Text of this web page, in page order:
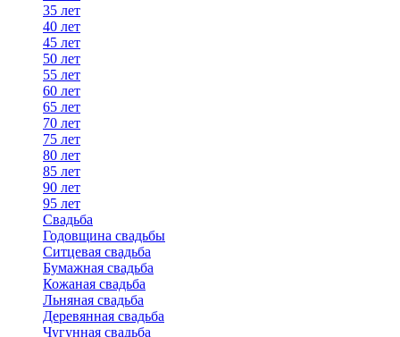
35 лет
40 лет
45 лет
50 лет
55 лет
60 лет
65 лет
70 лет
75 лет
80 лет
85 лет
90 лет
95 лет
Свадьба
Годовщина свадьбы
Ситцевая свадьба
Бумажная свадьба
Кожаная свадьба
Льняная свадьба
Деревянная свадьба
Чугунная свадьба